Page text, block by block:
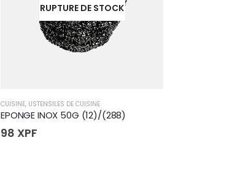
RUPTURE DE STOCK
CUISINE, USTENSILES DE CUISINE
EPONGE INOX 50G (12)/(288)
98 XPF